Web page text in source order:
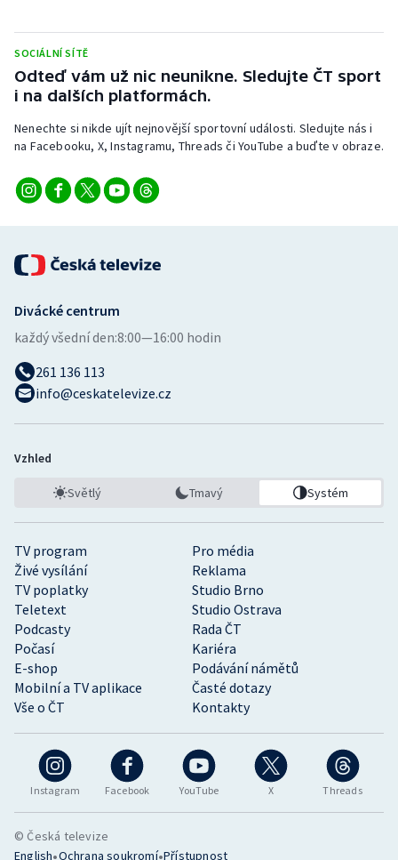
Sportovní střelba
Stolní tenis
Vodní slalom
SOCIÁLNÍ SÍTĚ
Odteď vám už nic neunikne. Sledujte ČT sport
i na dalších platformách.
Nenechte si nikde ujít nejnovější sportovní události. Sledujte nás i
na Facebooku, X, Instagramu, Threads či YouTube a buďte v obraze.
Instagram Facebook YouTube X Threads
TV program
Pro média
Živé vysílání
Reklama
TV poplatky
Studio Brno
Teletext
Studio Ostrava
Podcasty
Rada ČT
Počasí
Kariéra
E-shop
Podávání námětů
Mobilní a TV aplikace
Časté dotazy
Vše o ČT
Kontakty
Divácké centrum
každý všední den:8:00—16:00 hodin
261 136 113
info@ceskatelevize.cz
Vzhled
Světlý Tmavý Systém
© Česká televize
English•Ochrana soukromí•Přístupnost